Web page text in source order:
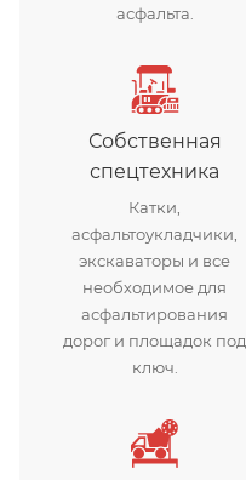
асфальта.
Собственная
спецтехника
Катки,
асфальтоукладчики,
экскаваторы и все
необходимое для
асфальтирования
дорог и площадок под
ключ.